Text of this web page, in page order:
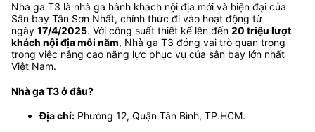
Nhà ga T3 là nhà ga hành khách nội địa mới và hiện đại của
Sân bay Tân Sơn Nhất, chính thức đi vào hoạt động từ
ngày 17/4/2025. Với công suất thiết kế lên đến 20 triệu lượt
khách nội địa mỗi năm, Nhà ga T3 đóng vai trò quan trọng
trong việc nâng cao năng lực phục vụ của sân bay lớn nhất
Việt Nam.
Nhà ga T3 ở đâu?
Địa chỉ: Phường 12, Quận Tân Bình, TP.HCM.